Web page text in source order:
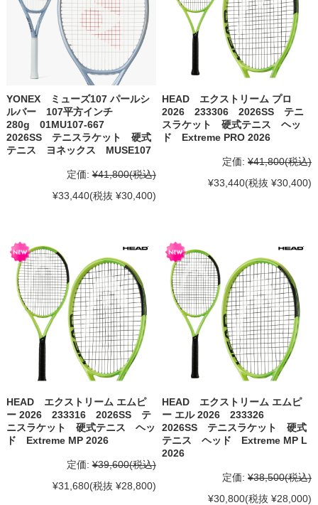
YONEX ミューズ107 パールシ
ルバー 107平方インチ
280g 01MU107-667
2026SS テニスラケット 硬式
テニス ヨネックス MUSE107
定価: ¥41,800(税込)
¥33,440(税抜 ¥30,400)
HEAD エクストリーム プロ
2026 233306 2026SS テニ
スラケット 硬式テニス ヘッ
ド Extreme PRO 2026
定価: ¥41,800(税込)
¥33,440(税抜 ¥30,400)
HEAD エクストリーム エムピ
ー 2026 233316 2026SS テ
ニスラケット 硬式テニス ヘッ
ド Extreme MP 2026
定価: ¥39,600(税込)
¥31,680(税抜 ¥28,800)
HEAD エクストリーム エムピ
ー エル 2026 233326
2026SS テニスラケット 硬式
テニス ヘッド Extreme MP L
2026
定価: ¥38,500(税込)
¥30,800(税抜 ¥28,000)